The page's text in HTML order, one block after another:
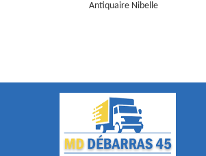
Antiquaire Nibelle